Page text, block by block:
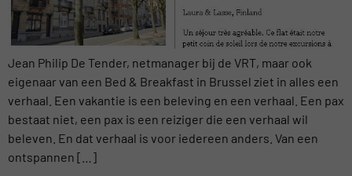
Jean Philip De Tender, netmanager bij de VRT, maar ook
eigenaar van een Bed & Breakfast in Brussel ziet in alles een
verhaal. Een vakantie is een beleving en een verhaal. Een pax
bestaat niet, een pax is een reiziger die een verhaal wil
beleven. En dat verhaal is voor iedereen anders. Van een
ontspannen […]